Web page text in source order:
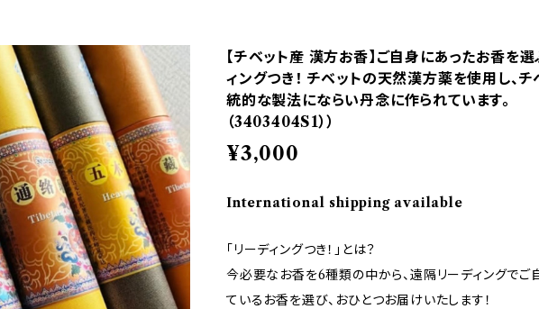
【チベット産 漢方お香】ご自身にあったお香を選
ィングつき！ チベットの天然漢方薬を使用し、
統的な製法にならい丹念に作られています。
（3403404S1））
¥3,000
International shipping available
「リーディングつき！」とは？
今必要なお香を6種類の中から、遠隔リーディングでご
ているお香を選び、おひとつお届けいたします！